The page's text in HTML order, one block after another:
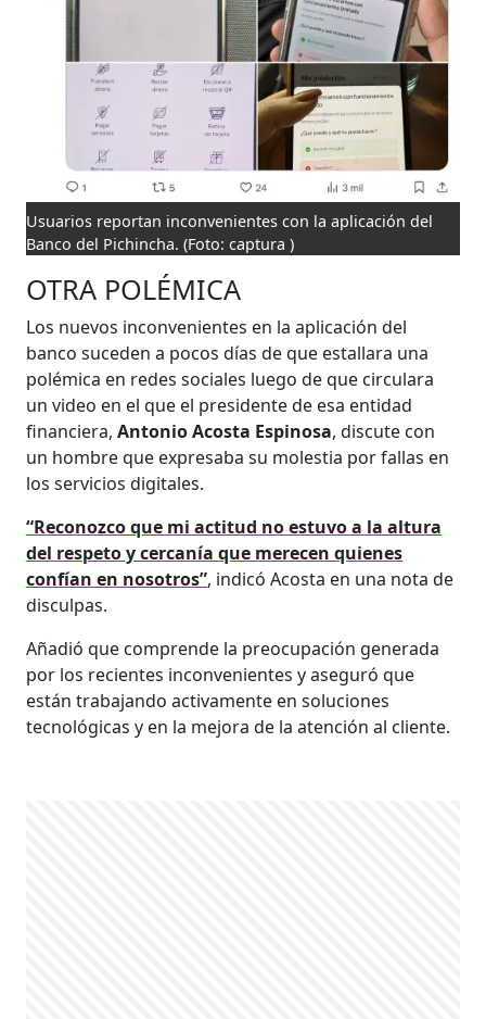
Usuarios reportan inconvenientes con la aplicación del
Banco del Pichincha.(Foto: captura )
OTRA POLÉMICA
Los nuevos inconvenientes en la aplicación del
banco suceden a pocos días de que estallara una
polémica en redes sociales luego de que circulara
un video en el que el presidente de esa entidad
financiera,Antonio Acosta Espinosa, discute con
un hombre que expresaba su molestia por fallas en
los servicios digitales.
“Reconozco que mi actitud no estuvo a la altura
del respeto y cercanía que merecen quienes
confían en nosotros”, indicó Acosta en una nota de
disculpas.
Añadió que comprende la preocupación generada
por los recientes inconvenientes y aseguró que
están trabajando activamente en soluciones
tecnológicas y en la mejora de la atención al cliente.